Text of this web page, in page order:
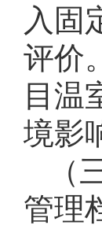
入固
评价
目温
境影
管理